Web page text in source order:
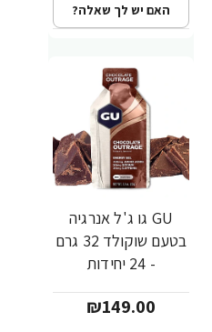
האם יש לך שאלה?
GU גו ג'ל אנרגיה
בטעם שוקולד 32 גרם
- 24 יחידות
₪149.00